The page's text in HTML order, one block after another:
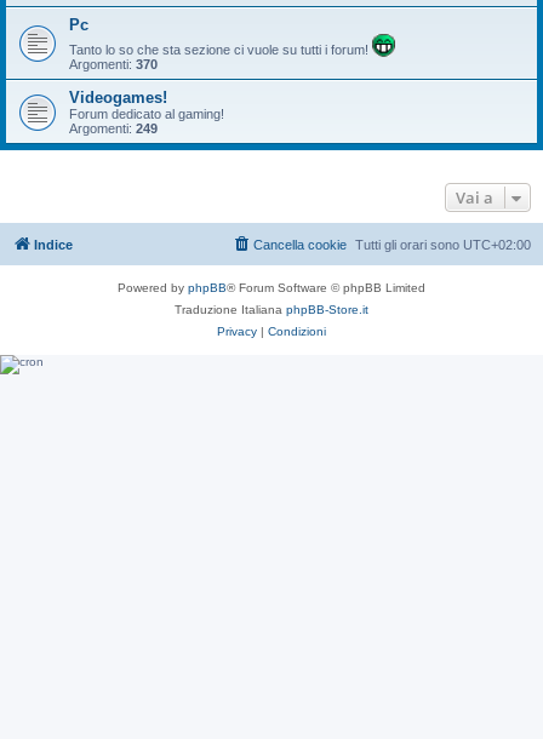
Pc
Tanto lo so che sta sezione ci vuole su tutti i forum!
Argomenti: 370
Videogames!
Forum dedicato al gaming!
Argomenti: 249
Vai a
Indice Tutti gli orari sono UTC+02:00
Cancella cookie
Powered by phpBB® Forum Software © phpBB Limited
Traduzione Italiana phpBB-Store.it
Privacy | Condizioni